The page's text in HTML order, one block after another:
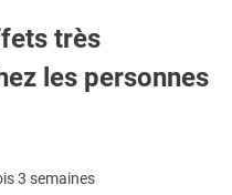
très
les personnes
3 semaines